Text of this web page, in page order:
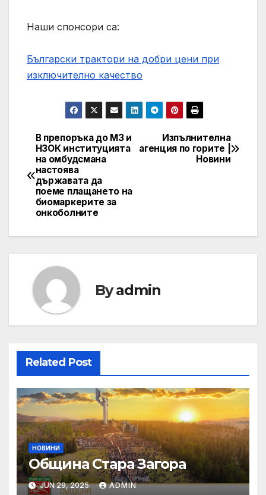
Наши спонсори са:
Български трактори на добри цени при
изключително качество
Post
navigation
Изпълнителна
агенция по горите |
Новини
В препоръка до МЗ и
НЗОК институцията
на омбудсмана
настоява
държавата да
поеме плащането на
биомаркерите за
онкоболните
Byadmin
Related Post
НОВИНИ
Община Стара Загора
JUN 29, 2025 ADMIN